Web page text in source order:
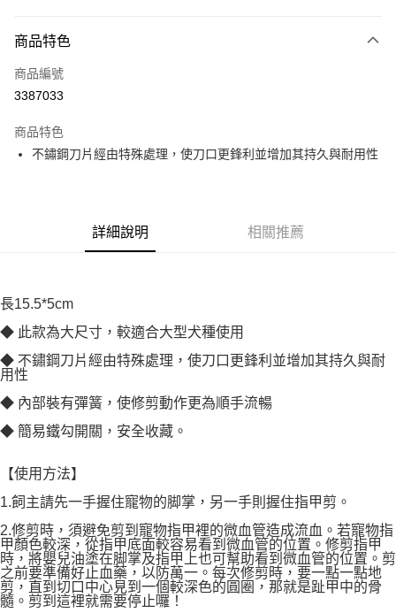
信用卡一次付款
LINE Pay
悠遊付
【關於「AFTEE先享後付」】
AFTEE先享後付是「在收到商品之後才付款」的支付方式。 讓您購物簡單
３．安心：先確認商品／服務後，再付款。
【「AFTEE先享後付」結帳流程】
１．於結帳方式選擇「AFTEE先享後付」後，將跳轉至「AFTEE先享後付」
結帳頁面，進行簡訊認證並確認金額後，即可完成結帳。
２．訂單成立數日內，您將收到繳費通知簡訊。
３．收到繳費通知簡訊後14天內，點擊此簡訊中的連結，可透過四大超商／
※ 請注意：結帳手續完成當下不需立刻繳費，但若您需要取消訂單，請聯絡
※ 交易是否成功請以「AFTEE先享後付 」之結帳頁面顯示為準，若有關於
是否繳費成功／繳費後需取消欲退款等相關疑問，請聯繫「AFTEE先享後付
客戶支援中心」 https://netprotections.freshdesk.com/support/home
【注意事項】
１．透過由恩沛科技股份有限公司提供之「AFTEE先享後付」服務完成之交
易，需依本服務之必要範圍內提供個人資料，並將交易相關給付款項請求債
權轉讓予恩沛科技股份有限公司。
２．關於個人資料處理事宜，請瀏覽以下網址：
宅配
每筆NT$110，滿NT$1,500(含以上)免運費
外島配送（黑貓宅急便－澎湖、金門、馬祖、綠島）
宅配【偏遠地區-依黑貓物流所公告地區為主】
商品特色
商品編號
3387033
商品特色
不鏽鋼刀片經由特殊處理，使刀口更鋒利並增加其持久與耐用性
詳細說明 相關推薦
長15.5*5cm
◆ 此款為大尺寸，較適合大型犬種使用
◆ 不鏽鋼刀片經由特殊處理，使刀口更鋒利並增加其持久與耐
用性
◆ 內部裝有彈簧，使修剪動作更為順手流暢
◆ 簡易鐵勾開關，安全收藏。
【使用方法】
1.飼主請先一手握住寵物的脚掌，另一手則握住指甲剪。
2.修剪時，須避免剪到寵物指甲裡的微血管造成流血。若寵物指
甲顏色較深，從指甲底面較容易看到微血管的位置。修剪指甲
時，將嬰兒油塗在脚掌及指甲上也可幫助看到微血管的位置。剪
之前要準備好止血藥，以防萬一。每次修剪時，要一點一點地
剪，直到切口中心見到一個較深色的圓圈，那就是趾甲中的骨
髓。剪到這裡就需要停止囉！